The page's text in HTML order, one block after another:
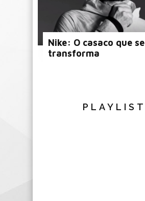
Nike: O casaco que se
transforma
PLAYLIST